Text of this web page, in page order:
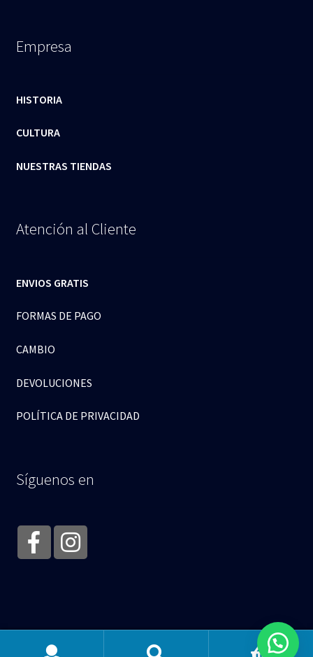
Empresa
HISTORIA
CULTURA
NUESTRAS TIENDAS
Atención al Cliente
ENVIOS GRATIS
FORMAS DE PAGO
CAMBIO
DEVOLUCIONES
POLÍTICA DE PRIVACIDAD
Síguenos en
0